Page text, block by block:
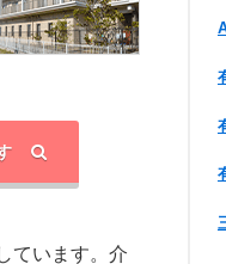
ています。介